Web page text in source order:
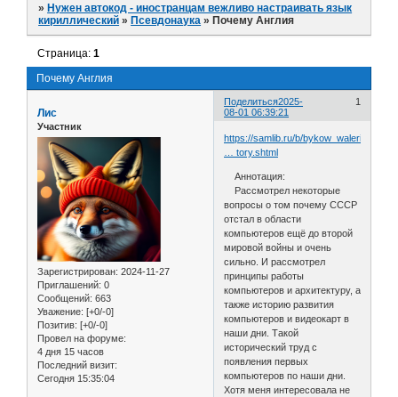
»Нужен автокод - иностранцам вежливо настраивать язык
кириллический »Псевдонаука »Почему Англия
Почему Англия
Страница:1
Поделиться 1
2025-
08-01 06:39:21
Лис
Участник
Зарегистрирован: 2024-11-27
Приглашений: 0
Сообщений: 663
Уважение: [+0/-0]
Позитив: [+0/-0]
Провел на форуме:
4 дня 15 часов
Последний визит:
Сегодня 15:35:04
https://samlib.ru/b/bykow_walerij_aleks
… tory.shtml
Аннотация:
Рассмотрел некоторые
вопросы о том почему СССР
отстал в области
компьютеров ещё до второй
мировой войны и очень
сильно. И рассмотрел
принципы работы
компьютеров и архитектуру, а
также историю развития
компьютеров и видеокарт в
наши дни. Такой
исторический труд с
появления первых
компьютеров по наши дни.
Хотя меня интересовала не